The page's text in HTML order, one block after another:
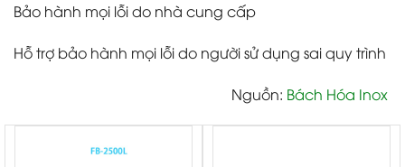
Bảo hành mọi lỗi do nhà cung cấp
Hỗ trợ bảo hành mọi lỗi do người sử dụng sai quy trình
Nguồn: Bách Hóa Inox